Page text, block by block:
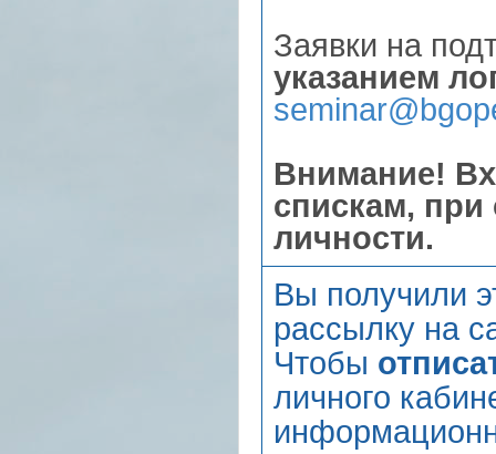
Заявки на
указанием
Внимание!
спискам, при
личности.
Вы получили
рассылку на
Чтобы
личного